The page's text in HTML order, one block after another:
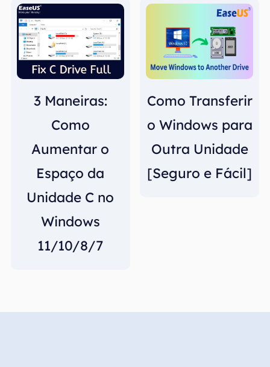
3 Maneiras:
Como
Aumentar o
Espaço da
Unidade C no
Windows
11/10/8/7
Como Transferir
o Windows para
Outra Unidade
[Seguro e Fácil]